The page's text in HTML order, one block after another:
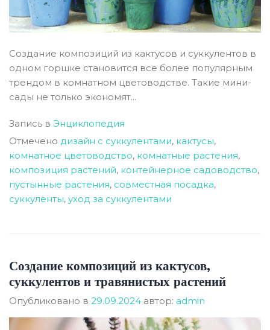
Создание композиций из кактусов и суккулентов в
одном горшке становится все более популярным
трендом в комнатном цветоводстве. Такие мини-
сады не только экономят...
Запись в Энциклопедия
Отмечено дизайн с суккулентами, кактусы,
комнатное цветоводство, комнатные растения,
композиция растений, контейнерное садоводство,
пустынные растения, совместная посадка,
суккуленты, уход за суккулентами
Создание композиций из кактусов,
суккулентов и травянистых растений
Опубликовано в 29.09.2024 автор: admin